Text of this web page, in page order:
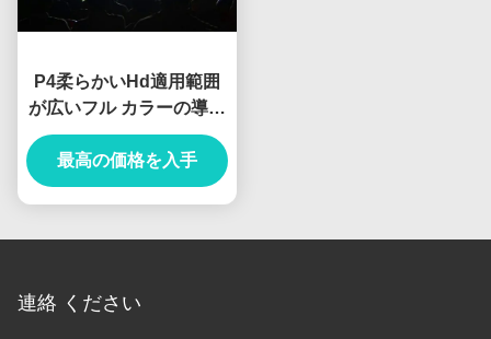
P4柔らかいHd適用範囲
が広いフル カラーの導か
れたモジュール レンタル
ピクセル密度62500の
点/Sqm
最高の価格を入手
連絡 ください